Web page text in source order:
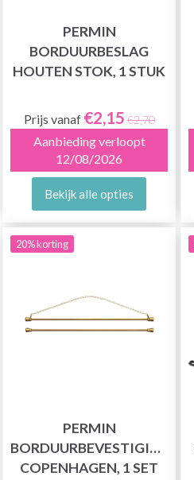
PERMIN
BORDUURBESLAG
HOUTEN STOK, 1 STUK
Prijs vanaf €2,15 €2,70
Aanbieding verloopt
12/08/2026
Bekijk alle opties
20% korting
PERMIN
BORDUURBEVESTIGING
COPENHAGEN, 1 SET